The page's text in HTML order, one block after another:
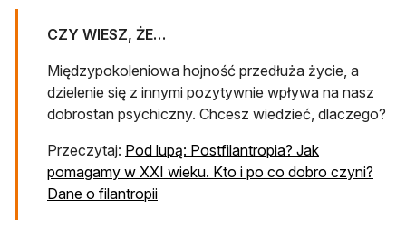
CZY WIESZ, ŻE…
Międzypokoleniowa hojność przedłuża życie, a
dzielenie się z innymi pozytywnie wpływa na nasz
dobrostan psychiczny. Chcesz wiedzieć, dlaczego?
Przeczytaj: Pod lupą: Postfilantropia? Jak
pomagamy w XXI wieku. Kto i po co dobro czyni?
Dane o filantropii